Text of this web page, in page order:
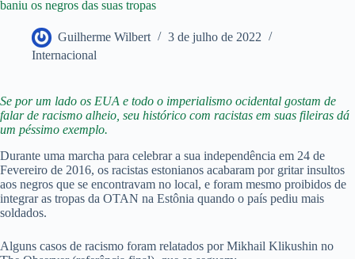
baniu os negros das suas tropas
Guilherme Wilbert
3 de julho de 2022
Internacional
Se por um lado os EUA e todo o imperialismo ocidental gostam de
falar de racismo alheio, seu histórico com racistas em suas fileiras dá
um péssimo exemplo.
Durante uma marcha para celebrar a sua independência em 24 de
Fevereiro de 2016, os racistas estonianos acabaram por gritar insultos
aos negros que se encontravam no local, e foram mesmo proibidos de
integrar as tropas da OTAN na Estônia quando o país pediu mais
soldados.
Alguns casos de racismo foram relatados por Mikhail Klikushin no